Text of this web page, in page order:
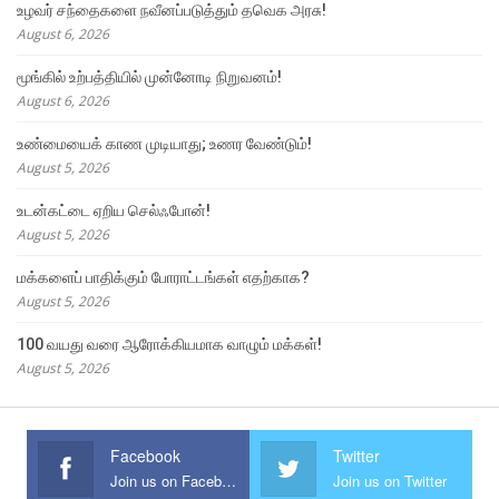
உழவர் சந்தைகளை நவீனப்படுத்தும் தவெக அரசு!
August 6, 2026
மூங்கில் உற்பத்தியில் முன்னோடி நிறுவனம்!
August 6, 2026
உண்மையைக் காண முடியாது; உணர வேண்டும்!
August 5, 2026
உடன்கட்டை ஏறிய செல்ஃபோன்!
August 5, 2026
மக்களைப் பாதிக்கும் போராட்டங்கள் எதற்காக?
August 5, 2026
100 வயது வரை ஆரோக்கியமாக வாழும் மக்கள்!
August 5, 2026
Facebook
Join us on Facebook
Twitter
Join us on Twitter